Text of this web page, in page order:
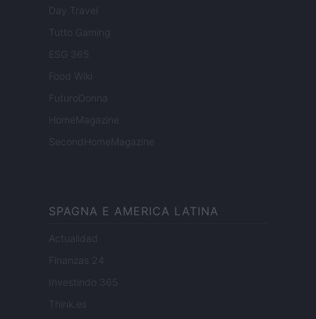
Day Travel
Tutto Gaming
ESG 365
Food Wiki
FuturoDonna
HomeMagazine
SecondHomeMagazine
SPAGNA E AMERICA LATINA
Actualidad
Finanzas 24
Investindo 365
Think.es